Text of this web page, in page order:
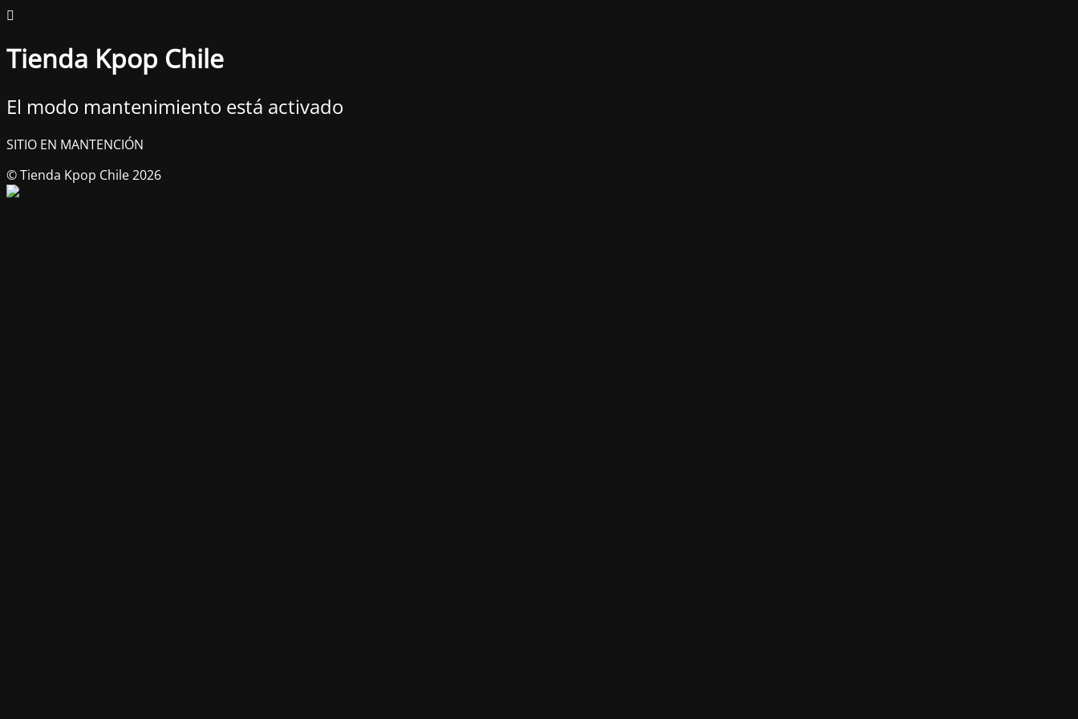
Tienda Kpop Chile
El modo mantenimiento está activado
SITIO EN MANTENCIÓN
© Tienda Kpop Chile 2026